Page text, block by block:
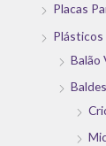
Placas
Plásticos
Balão
Baldes